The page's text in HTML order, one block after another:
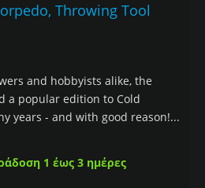
Throwing Tool
and hobbyists alike, the
a popular edition to Cold
years - and with good reason!...
1 έως 3 ημέρες